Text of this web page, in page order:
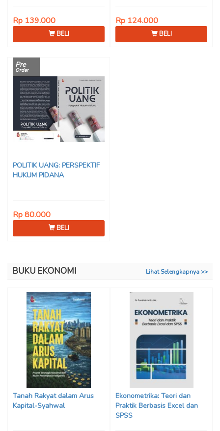
Rp 139.000
BELI
Rp 124.000
BELI
Pre
Order
POLITIK UANG: PERSPEKTIF
HUKUM PIDANA
Rp 80.000
BELI
BUKU EKONOMI Lihat Selengkapnya >>
Tanah Rakyat dalam Arus
Kapital-Syahwal
Ekonometrika: Teori dan
Praktik Berbasis Excel dan
SPSS